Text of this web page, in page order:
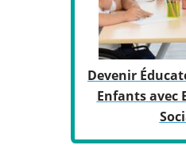
Devenir
Enfants avec